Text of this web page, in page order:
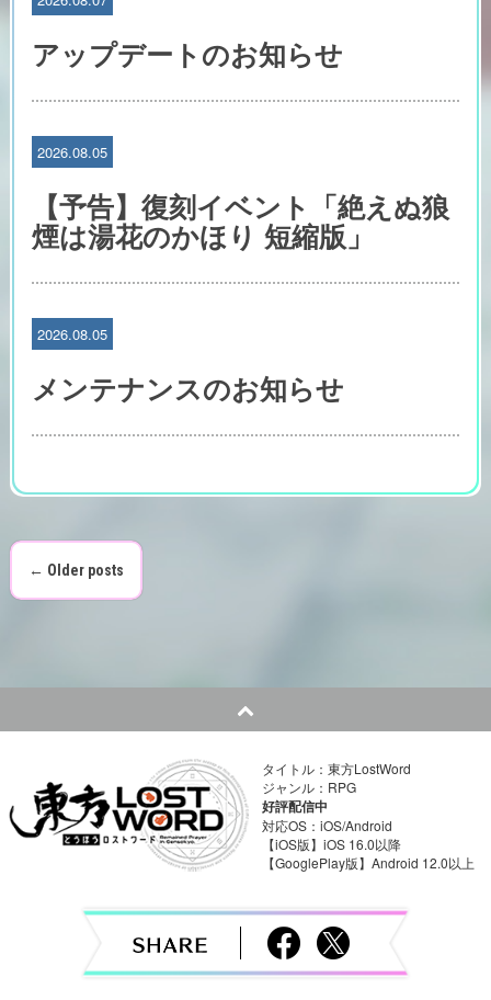
アップデートのお知らせ
2026.08.05
【予告】復刻イベント「絶えぬ狼
煙は湯花のかほり 短縮版」
2026.08.05
メンテナンスのお知らせ
P
s
t
n
← Older posts
タイトル：東方LostWord
ジャンル：RPG
好評配信中
対応OS：iOS/Android
【iOS版】iOS 16.0以降
【GooglePlay版】Android 12.0以上